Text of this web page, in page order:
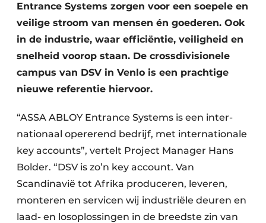
Entrance Systems zorgen voor een soepele en
veilige stroom van mensen én goederen. Ook
in de industrie, waar efficiëntie, veilig­heid en
snelheid voorop staan. De cross­divisionele
campus van DSV in Venlo is een prachtige
nieuwe referentie hiervoor.
“ASSA ABLOY Entrance Systems is een inter­
nationaal opererend bedrijf, met inter­nationale
key accounts”, vertelt Project Manager Hans
Bolder. “DSV is zo’n key account. Van
Scandinavië tot Afrika produceren, leveren,
monteren en servicen wij industriële deuren en
laad- en losoplossingen in de breedste zin van